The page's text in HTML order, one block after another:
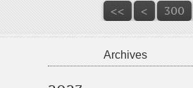
<< < 300
Archives